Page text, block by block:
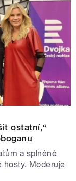
ostatní,“
a splněné
hosty. Moderuje